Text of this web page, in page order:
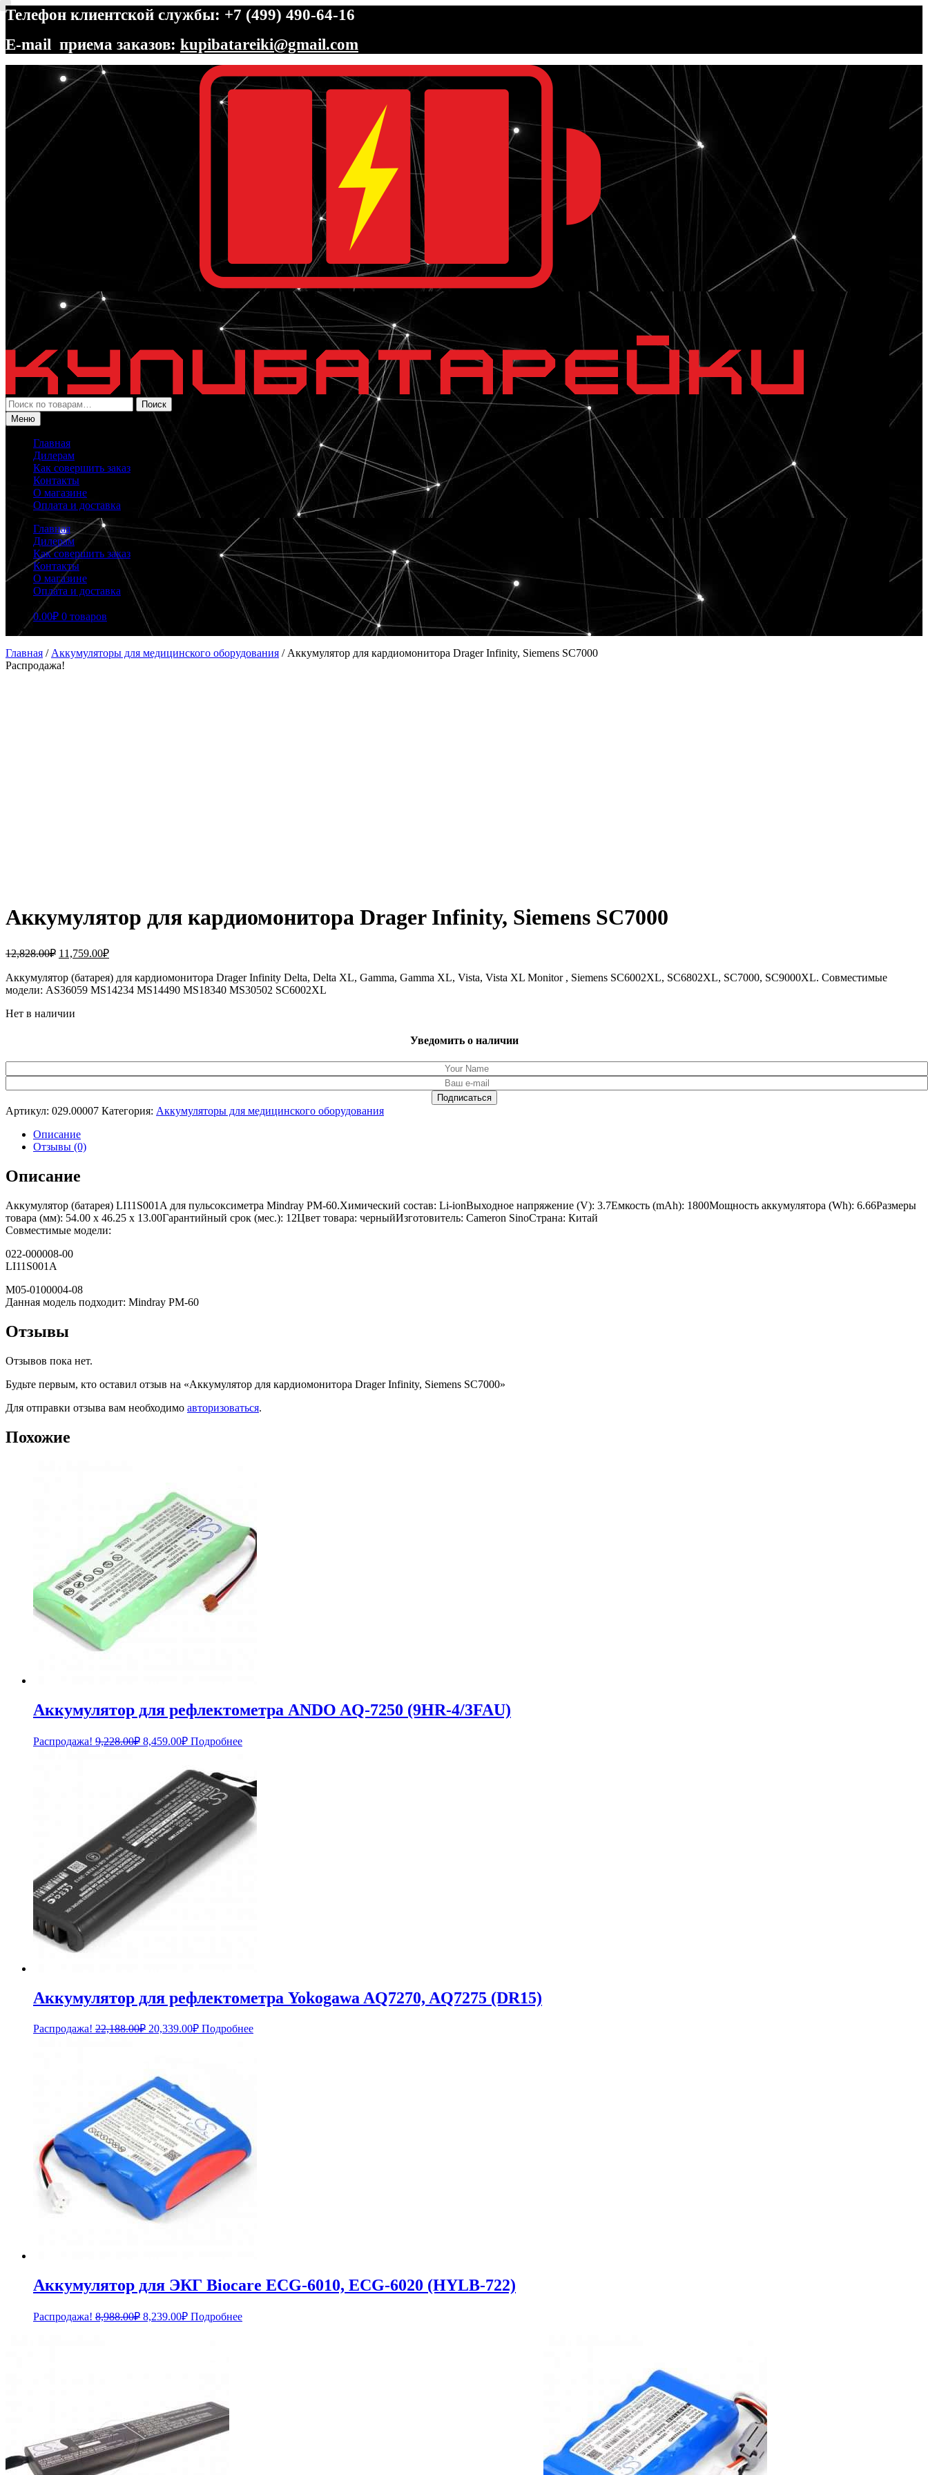
Телефон клиентской службы: +7 (499) 490-64-16
E-mail приема заказов: kupibatareiki@gmail.com
Перейти
навигации
Перейти
содержимому
Искать:
Поиск
Меню
Главная
Дилерам
Как совершить заказ
Контакты
О магазине
Оплата и доставка
Главная
Дилерам
Как совершить заказ
Контакты
О магазине
Оплата и доставка
0.00₽ 0 товаров
Главная / Аккумуляторы для медицинского оборудования / Аккумулятор для кардиомонитора Drager Infinity, Siemens SC7000
Распродажа!
Аккумулятор для кардиомонитора Drager Infinity, Siemens SC7000
12,828.00₽ Первоначальная
составляла
12,828.00₽.
11,759.00₽Текущая
11,759.00₽.
Аккумулятор (батарея) для кардиомонитора Drager Infinity Delta, Delta XL, Gamma, Gamma XL, Vista, Vista XL Monitor , Siemens SC6002XL, SC6802XL, SC7000, SC9000XL. Совместимые
модели: AS36059 MS14234 MS14490 MS18340 MS30502 SC6002XL
Нет в наличии
Уведомить о наличии
Артикул: 029.00007 Категория: Аккумуляторы для медицинского оборудования
Описание
Отзывы (0)
Описание
Аккумулятор (батарея) LI11S001A для пульсоксиметра Mindray PM-60.Химический состав: Li-ionВыходное напряжение (V): 3.7Емкость (mAh): 1800Мощность аккумулятора (Wh): 6.66Размеры
товара (мм): 54.00 x 46.25 x 13.00Гарантийный срок (мес.): 12Цвет товара: черныйИзготовитель: Cameron SinoСтрана: Китай
Совместимые модели:
022-000008-00
LI11S001A
M05-0100004-08
Данная модель подходит: Mindray PM-60
Отзывы
Отзывов пока нет.
Будьте первым, кто оставил отзыв на «Аккумулятор для кардиомонитора Drager Infinity, Siemens SC7000»
Для отправки отзыва вам необходимо авторизоваться.
Похожие
Аккумулятор для рефлектометра ANDO AQ-7250 (9HR-4/3FAU)
Распродажа! 9,228.00₽ Первоначальная
9,228.00₽.
8,459.00₽Текущая
цена:
Подробнее
Аккумулятор для рефлектометра Yokogawa AQ7270, AQ7275 (DR15)
Распродажа! 22,188.00₽ Первоначальная
20,339.00₽Текущая
Подробнее
Аккумулятор для ЭКГ Biocare ECG-6010, ECG-6020 (HYLB-722)
Распродажа! 8,988.00₽ Первоначальная
8,239.00₽Текущая
цена:
Подробнее